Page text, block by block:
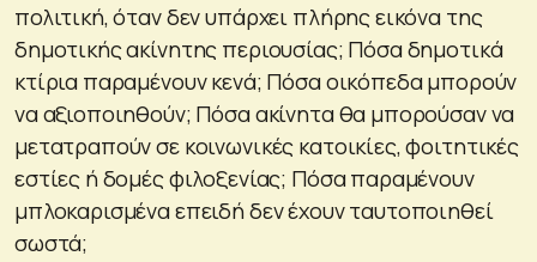
πολιτική, όταν δεν υπάρχει πλήρης εικόνα της
δημοτικής ακίνητης περιουσίας; Πόσα δημοτικά
κτίρια παραμένουν κενά; Πόσα οικόπεδα μπορούν
να αξιοποιηθούν; Πόσα ακίνητα θα μπορούσαν να
μετατραπούν σε κοινωνικές κατοικίες, φοιτητικές
εστίες ή δομές φιλοξενίας; Πόσα παραμένουν
μπλοκαρισμένα επειδή δεν έχουν ταυτοποιηθεί
σωστά;